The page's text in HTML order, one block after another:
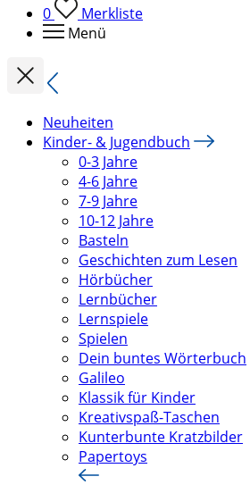
0
Merkliste
Menü
Neuheiten
Kinder- & Jugendbuch
0-3 Jahre
4-6 Jahre
7-9 Jahre
10-12 Jahre
Basteln
Geschichten zum Lesen
Hörbücher
Lernbücher
Lernspiele
Spielen
Dein buntes Wörterbuch
Galileo
Klassik für Kinder
Kreativspaß-Taschen
Kunterbunte Kratzbilder
Papertoys